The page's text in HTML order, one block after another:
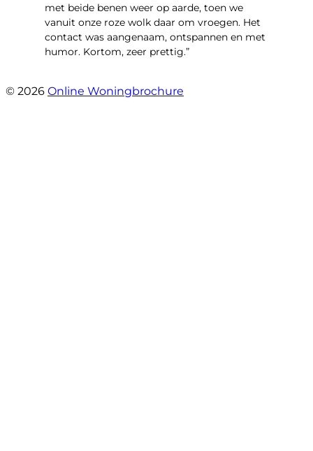
met beide benen weer op aarde, toen we
vanuit onze roze wolk daar om vroegen. Het
contact was aangenaam, ontspannen en met
humor. Kortom, zeer prettig.”
© 2026 Online Woningbrochure